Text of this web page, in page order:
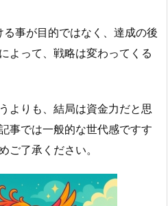
る事が目的ではなく、達成の後
よって、戦略は変わってくる
よりも、結局は資金力だと思
事では一般的な世代感ですす
ご了承ください。